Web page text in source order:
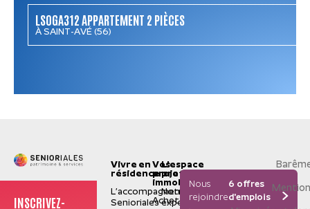
LSOGA312 APPARTEMENT 2 PIÈCES
À SAINT-AVÉ (56)
INSCRIVEZ-
Vivre en
résidence
L’accompagnement
Senioriales
Vos
projets
immobiliers
Acheter
L'espace
pro
Notre
expertise
Nous
rejoindre
6 offres
d'emplois